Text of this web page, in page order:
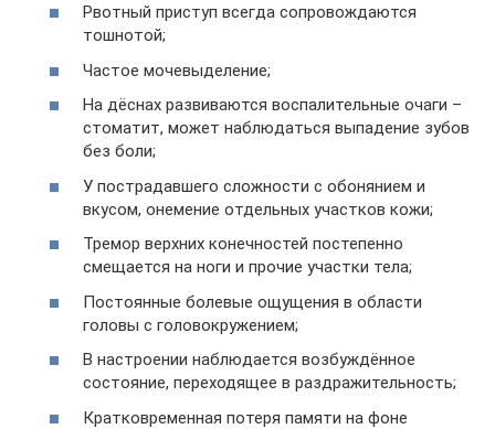
Рвотный приступ всегда сопровождаются
тошнотой;
Частое мочевыделение;
На дёснах развиваются воспалительные очаги –
стоматит, может наблюдаться выпадение зубов
без боли;
У пострадавшего сложности с обонянием и
вкусом, онемение отдельных участков кожи;
Тремор верхних конечностей постепенно
смещается на ноги и прочие участки тела;
Постоянные болевые ощущения в области
головы с головокружением;
В настроении наблюдается возбуждённое
состояние, переходящее в раздражительность;
Кратковременная потеря памяти на фоне